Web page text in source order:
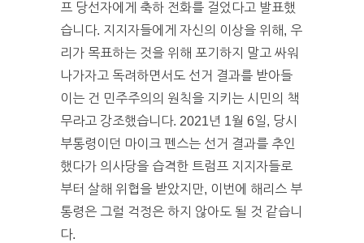
프 당선자에게 축하 전화를 걸었다고 발표했
습니다. 지지자들에게 자신의 이상을 위해, 우
리가 목표하는 것을 위해 포기하지 말고 싸워
나가자고 독려하면서도 선거 결과를 받아들
이는 건 민주주의의 원칙을 지키는 시민의 책
무라고 강조했습니다. 2021년 1월 6일, 당시
부통령이던 마이크 펜스는 선거 결과를 추인
했다가 의사당을 습격한 트럼프 지지자들로
부터 살해 위협을 받았지만, 이번에 해리스 부
통령은 그럴 걱정은 하지 않아도 될 것 같습니
다.